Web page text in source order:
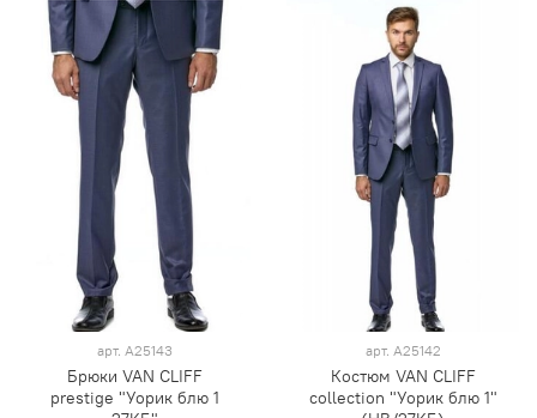
арт. А25143
Брюки VAN CLIFF
prestige "Уорик блю 1
арт. А25142
Костюм VAN CLIFF
collection "Уорик блю 1"